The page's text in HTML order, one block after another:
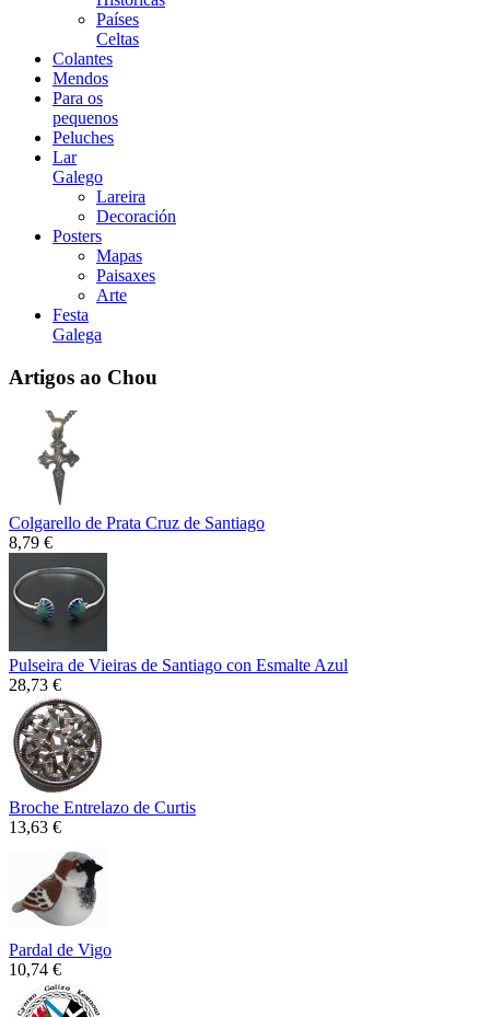
Países
Celtas
Colantes
Mendos
Para os
pequenos
Peluches
Lar
Galego
Lareira
Decoración
Posters
Mapas
Paisaxes
Arte
Festa
Galega
Artigos ao Chou
Colgarello de Prata Cruz de Santiago
8,79 €
Pulseira de Vieiras de Santiago con Esmalte Azul
28,73 €
Broche Entrelazo de Curtis
13,63 €
Pardal de Vigo
10,74 €